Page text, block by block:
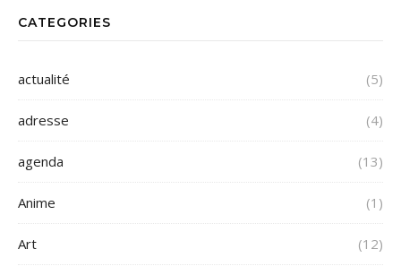
CATEGORIES
actualité (5)
adresse (4)
agenda (13)
Anime (1)
Art (12)